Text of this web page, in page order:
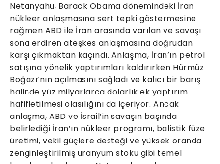
Netanyahu, Barack Obama dönemindeki İran
nükleer anlaşmasına sert tepki göstermesine
rağmen ABD ile İran arasında varılan ve savaşı
sona erdiren ateşkes anlaşmasına doğrudan
karşı çıkmaktan kaçındı. Anlaşma, İran’ın petrol
satışına yönelik yaptırımları kaldırırken Hürmüz
Boğazı’nın açılmasını sağladı ve kalıcı bir barış
halinde yüz milyarlarca dolarlık ek yaptırım
hafifletilmesi olasılığını da içeriyor. Ancak
anlaşma, ABD ve İsrail’in savaşın başında
belirlediği İran’ın nükleer programı, balistik füze
üretimi, vekil güçlere desteği ve yüksek oranda
zenginleştirilmiş uranyum stoku gibi temel